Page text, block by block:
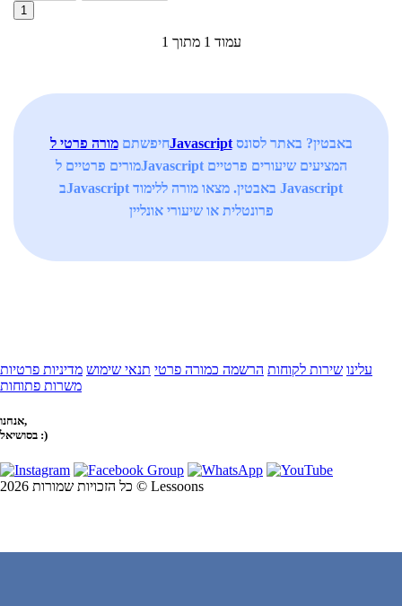
1
עמוד 1 מתוך 1
חיפשתםמורה פרטי לJavascriptבאבטין? באתר לסונס
מורים פרטיים לJavascript המציעים שיעורים פרטיים
בJavascript באבטין. מצאו מורה ללימוד Javascript
פרונטלית או שיעורי אונליין
עלינו שירות לקוחות הרשמה כמורה פרטי תנאי שימוש מדיניות פרטיות
משרות פתוחות
אנחנו,
בסושיאל :)
כל הזכויות שמורות 2026 © Lessoons